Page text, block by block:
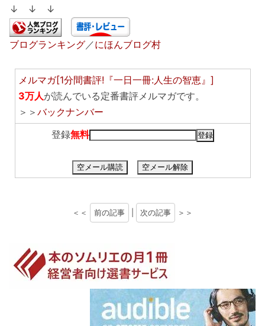
↓ ↓ ↓
ブログランキング／にほんブログ村
メルマガ[1分間書評!『一日一冊:人生の智恵』]
3万人が読んでいる定番書評メルマガです。
＞＞ バックナンバー
登録無料
空メール購読 空メール解除
＜＜ 前の記事 次の記事 ＞＞